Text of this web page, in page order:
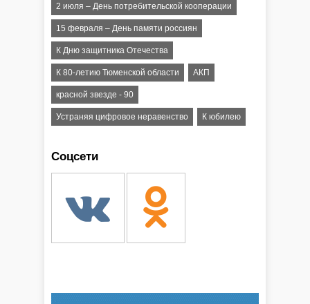
2 июля – День потребительской кооперации
15 февраля – День памяти россиян
К Дню защитника Отечества
К 80-летию Тюменской области АКП
красной звезде - 90
Устраняя цифровое неравенство К юбилею
Соцсети